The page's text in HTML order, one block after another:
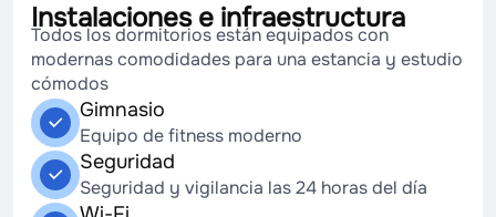
Instalaciones e infraestructura
Todos los dormitorios están equipados con
modernas comodidades para una estancia y estudio
cómodos
Gimnasio
Equipo de fitness moderno
Seguridad
Seguridad y vigilancia las 24 horas del día